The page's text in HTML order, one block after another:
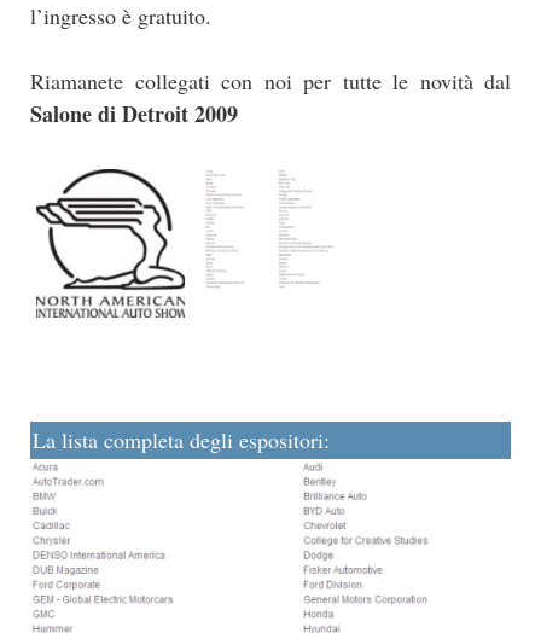
l’ingresso è gratuito.
Riamanete collegati con noi per tutte le novità dal
Salone di Detroit 2009
La lista completa degli espositori: